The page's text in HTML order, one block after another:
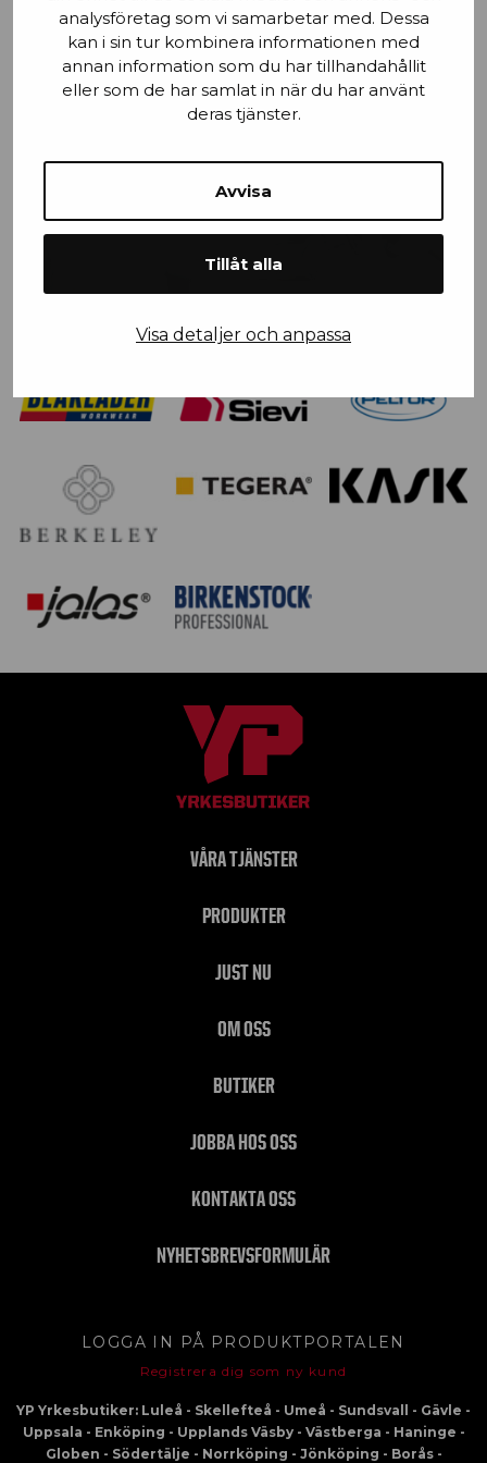
analysföretag som vi samarbetar med. Dessa
kan i sin tur kombinera informationen med
annan information som du har tillhandahållit
eller som de har samlat in när du har använt
deras tjänster.
Avvisa
Tillåt alla
Visa detaljer och anpassa
VÅRA TJÄNSTER
PRODUKTER
JUST NU
OM OSS
BUTIKER
JOBBA HOS OSS
KONTAKTA OSS
NYHETSBREVSFORMULÄR
LOGGA IN PÅ PRODUKTPORTALEN
Registrera dig som ny kund
YP Yrkesbutiker: Luleå - Skellefteå - Umeå - Sundsvall - Gävle -
Uppsala - Enköping - Upplands Väsby - Västberga - Haninge -
Globen - Södertälje - Norrköping - Jönköping - Borås -